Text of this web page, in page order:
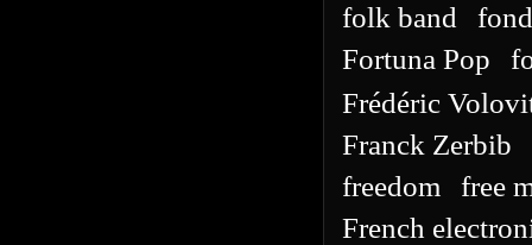
folk band
Fortuna Pop
Frédéric
Franck Zerbib
freedom
free
French